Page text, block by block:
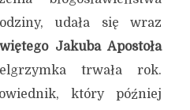
udała się wraz
Jakuba Apostoła
trwała rok.
który później